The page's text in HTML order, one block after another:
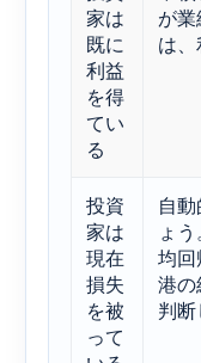
家は
既に
利益
を得
てい
る
が業
は、
投資
家は
現在
損失
を被
って
自
ょ
均回
港の
判断